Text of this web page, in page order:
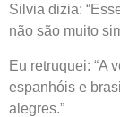
Silvia dizia:
não são muito
Eu retruquei: “A
espanhóis e
alegres.”